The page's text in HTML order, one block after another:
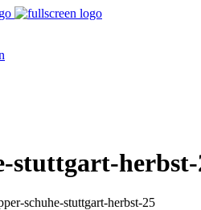
stuttgart-
schuhe-stuttgart-herbst-25